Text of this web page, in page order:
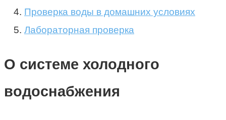
Проверка воды в домашних условиях
Лабораторная проверка
О системе холодного
водоснабжения